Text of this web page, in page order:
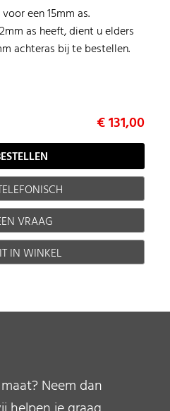
een 15mm as.
as heeft, dient u elders
achteras bij te bestellen.
€ 131,00
VRAAG
IN WINKEL
Neem dan